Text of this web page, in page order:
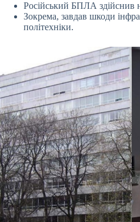
Російський БПЛА здійснив
Зокрема, завдав шкоди
політехніки.